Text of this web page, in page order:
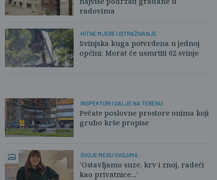
radovima
HITNE MJERE I ISTRAŽIVANJE
Svinjska kuga potvrđena u jednoj
općini: Morat će usmrtiti 62 svinje
INSPEKTORI I DALJE NA TERENU
Pečate poslovne prostore onima koji
grubo krše propise
SVOJE MEĐU SVOJIMA
'Ostavljamo suze, krv i znoj, radeći
kao privatnice...'